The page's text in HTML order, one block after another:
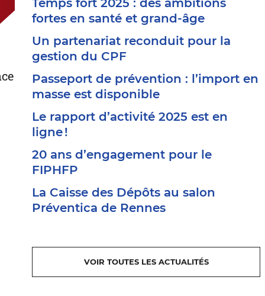
Temps fort 2025 : des ambitions
fortes en santé et grand-âge
Un partenariat reconduit pour la
gestion du CPF
Passeport de prévention : l’import en
masse est disponible
Le rapport d’activité 2025 est en
ligne !
20 ans d’engagement pour le
FIPHFP
La Caisse des Dépôts au salon
Préventica de Rennes
VOIR TOUTES LES ACTUALITÉS